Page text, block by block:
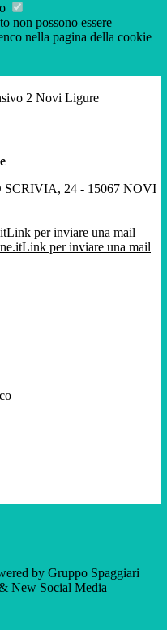
non possono essere
nella pagina della cookie
2 Novi Ligure
24 - 15067 NOVI
Link per inviare una mail
Link per inviare una mail
by Gruppo Spaggiari
New Social Media